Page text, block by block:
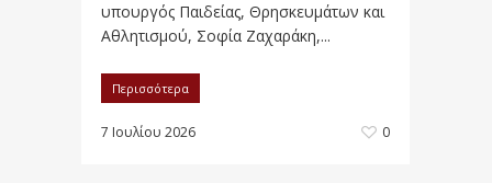
υπουργός Παιδείας, Θρησκευμάτων και
Αθλητισμού, Σοφία Ζαχαράκη,...
Περισσότερα
7 Ιουλίου 2026 0